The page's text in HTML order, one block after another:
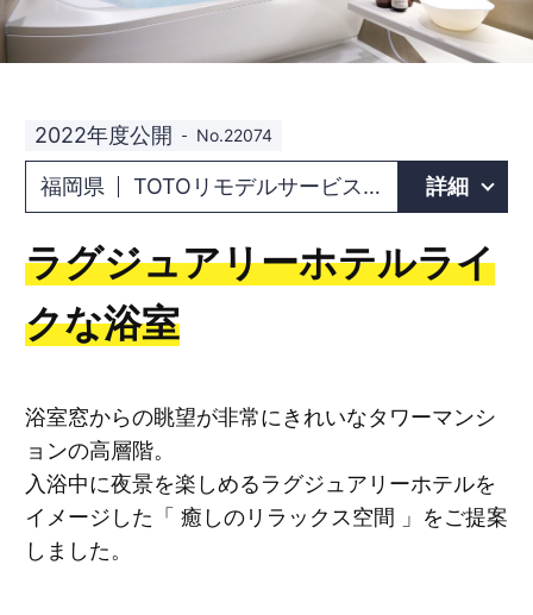
2022年度公開 No.22074
福岡県 TOTOリモデルサービス株式会社 詳細
ラグジュアリーホテルライ
クな浴室
浴室窓からの眺望が非常にきれいなタワーマンシ
ョンの高層階。
入浴中に夜景を楽しめるラグジュアリーホテルを
イメージした「 癒しのリラックス空間 」をご提案
しました。